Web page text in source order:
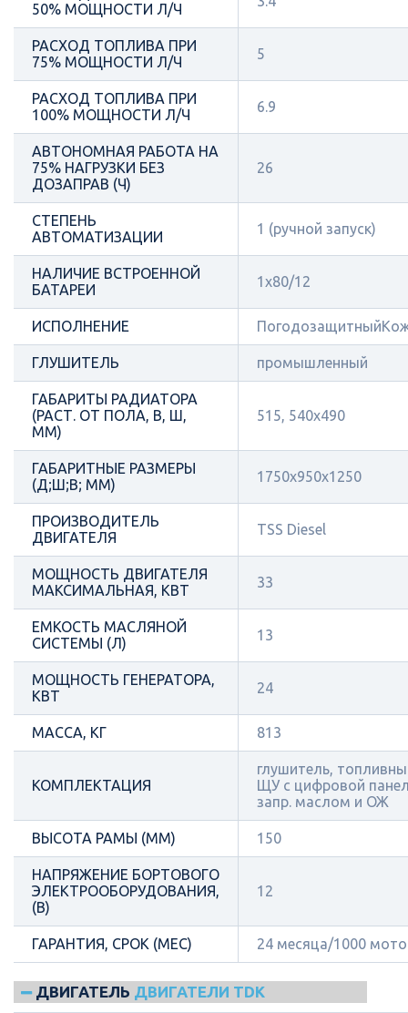
50% МОЩНОСТИ Л/Ч
РАСХОД ТОПЛИВА ПРИ
75% МОЩНОСТИ Л/Ч
5
РАСХОД ТОПЛИВА ПРИ
100% МОЩНОСТИ Л/Ч
6.9
АВТОНОМНАЯ РАБОТА НА
75% НАГРУЗКИ БЕЗ
ДОЗАПРАВ (Ч)
26
СТЕПЕНЬ
АВТОМАТИЗАЦИИ
1 (ручной запуск)
НАЛИЧИЕ ВСТРОЕННОЙ
БАТАРЕИ
1х80/12
ИСПОЛНЕНИЕ
ГЛУШИТЕЛЬ промышленный
ГАБАРИТЫ РАДИАТОРА
(РАСТ. ОТ ПОЛА, В, Ш,
ММ)
515, 540х490
ГАБАРИТНЫЕ РАЗМЕРЫ
(Д;Ш;В; ММ)
1750x950x1250
ПРОИЗВОДИТЕЛЬ
ДВИГАТЕЛЯ
TSS Diesel
МОЩНОСТЬ ДВИГАТЕЛЯ
МАКСИМАЛЬНАЯ, КВТ
33
ЕМКОСТЬ МАСЛЯНОЙ
СИСТЕМЫ (Л)
13
МОЩНОСТЬ ГЕНЕРАТОРА,
КВТ
24
МАССА, КГ 813
КОМПЛЕКТАЦИЯ
глушитель,
ЩУ с цифровой
запр. маслом и ОЖ
ВЫСОТА РАМЫ (ММ) 150
НАПРЯЖЕНИЕ БОРТОВОГО
ЭЛЕКТРООБОРУДОВАНИЯ,
(В)
12
ГАРАНТИЯ, СРОК (МЕС) 24 месяца/1000
ДВИГАТЕЛЬ ДВИГАТЕЛИ TDK